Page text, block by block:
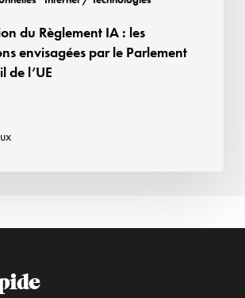
du Règlement IA : les
envisagées par le Parlement
de l’UE